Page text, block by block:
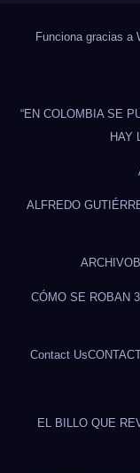
Funciona gracias a
“EN COLOMBIA SE
HAY
ALFREDO
ARCHIVO
CÓMO SE ROBAN
Contact Us
EL BILLO QUE